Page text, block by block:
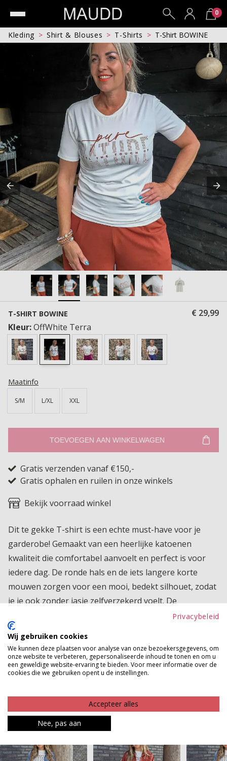
0
Kleding Shirt & Blouses T-Shirts T-Shirt BOWINE
T-SHIRT BOWINE
€ 29,99
Kleur:OffWhite Terra
Maatinfo
S/M L/XL XXL
TOEVOEGEN AAN WINKELWAGEN
Gratis verzenden vanaf €150,-
Gratis ophalen en ruilen in onze winkels
Bekijk voorraad winkel
Dit te gekke T-shirt is een echte must-have voor je
garderobe! Gemaakt van een heerlijke katoenen
kwaliteit die comfortabel aanvoelt en perfect is voor
iedere dag. De ronde hals en de iets langere korte
mouwen zorgen voor een mooi, bedekt silhouet, zodat
je je ook zonder jasje zelfverzekerd voelt. De
opvallende opdruk aan de voorkant geeft het shirt een
stoere en trendy uitstraling, waardoor je het
moeiteloos combineert met al je favoriete outfits.
Product kenmerken
MAAK JE LOOK COMPLEET
Privacybeleid
Wij gebruiken cookies
We kunnen deze plaatsen voor analyse van onze bezoekersgegevens, om
onze website te verbeteren, gepersonaliseerde inhoud te tonen en om u
een geweldige website-ervaring te bieden. Voor meer informatie over de
cookies die we gebruiken opent u de instellingen.
Accepteer alles
Nee, pas aan